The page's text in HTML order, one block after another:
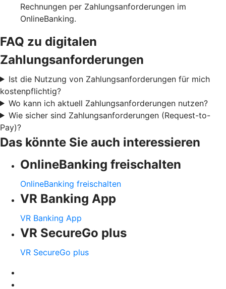
Rechnungen per Zahlungsanforderungen im
OnlineBanking.
FAQ zu digitalen
Zahlungsanforderungen
Ist die Nutzung von Zahlungsanforderungen für mich
kostenpflichtig?
Wo kann ich aktuell Zahlungsanforderungen nutzen?
Wie sicher sind Zahlungsanforderungen (Request-to-
Pay)?
Das könnte Sie auch interessieren
OnlineBanking freischalten
OnlineBanking freischalten
VR Banking App
VR Banking App
VR SecureGo plus
VR SecureGo plus